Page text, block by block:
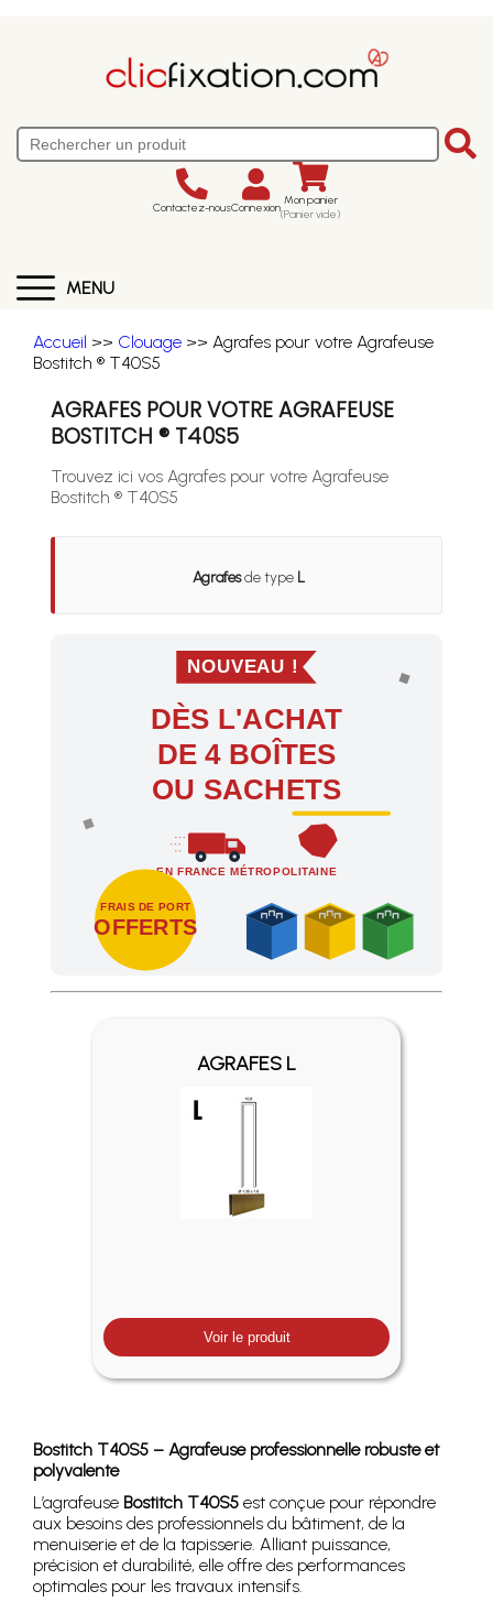
Contactez-nousConnexion Mon panier
(Panier vide)
MENU
Accueil >> Clouage >> Agrafes pour votre Agrafeuse
Bostitch ® T40S5
AGRAFES POUR VOTRE AGRAFEUSE
BOSTITCH ® T40S5
Trouvez ici vos Agrafes pour votre Agrafeuse
Bostitch ® T40S5
Agrafesde type L
NOUVEAU !
DÈS L'ACHAT
DE 4 BOÎTES
OU SACHETS
EN FRANCE MÉTROPOLITAINE
FRAIS DE PORT
OFFERTS
Profitez des Frais de port offerts en France
AGRAFES L
Voir le produit
Bostitch T40S5 – Agrafeuse professionnelle robuste et
polyvalente
L’agrafeuse Bostitch T40S5 est conçue pour répondre
aux besoins des professionnels du bâtiment, de la
menuiserie et de la tapisserie. Alliant puissance,
précision et durabilité, elle offre des performances
optimales pour les travaux intensifs.